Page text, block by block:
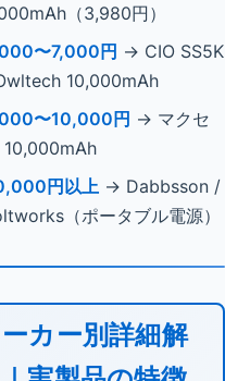
（3,980円）
〜7,000円 → CIO SS5K
10,000mAh
〜10,000円 → マクセ
10,000mAh
円以上 → Dabbsson /
（ポータブル電源）
カー別詳細解